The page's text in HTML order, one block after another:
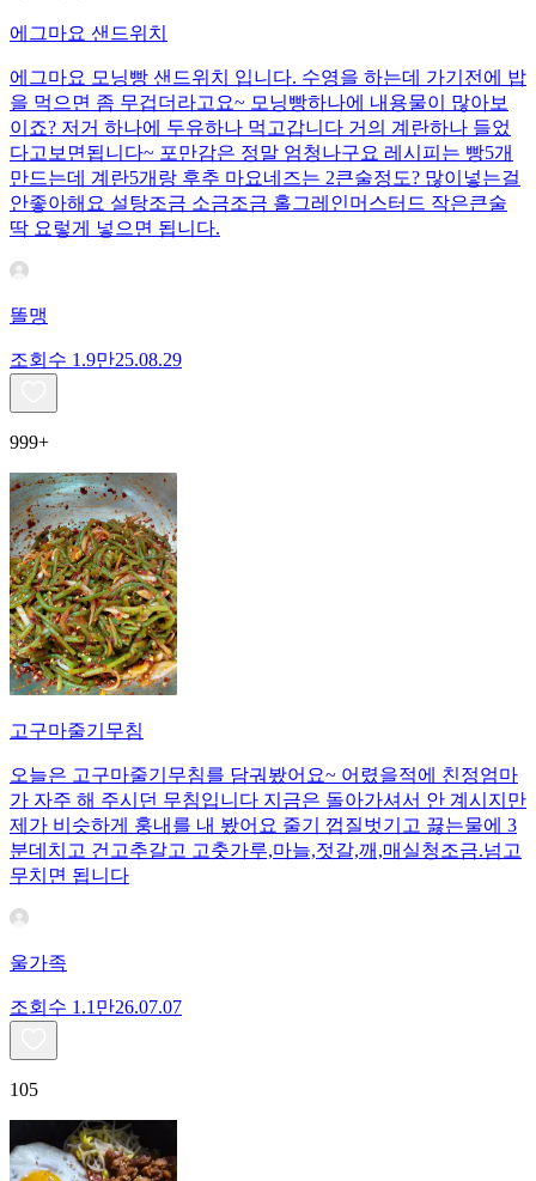
에그마요 샌드위치
에그마요 모닝빵 샌드위치 입니다. 수영을 하는데 가기전에 밥
을 먹으면 좀 무겁더라고요~ 모닝빵하나에 내용물이 많아보
이죠? 저거 하나에 두유하나 먹고갑니다 거의 계란하나 들었
다고보면됩니다~ 포만감은 정말 엄청나구요 레시피는 빵5개
만드는데 계란5개랑 후추 마요네즈는 2큰술정도? 많이넣는걸
안좋아해요 설탕조금 소금조금 홀그레인머스터드 작은큰술
딱 요렇게 넣으면 됩니다.
똘맹
조회수 1.9만25.08.29
999+
고구마줄기무침
오늘은 고구마줄기무침를 담궈봤어요~ 어렸을적에 친정엄마
가 자주 해 주시던 무침입니다 지금은 돌아가셔서 안 계시지만
제가 비슷하게 훙내를 내 봤어요 줄기 껍질벗기고 끓는물에 3
분데치고 건고추갈고 고춧가루,마늘,젓갈,깨,매실청조금.넘고
무치면 됩니다
울가족
조회수 1.1만26.07.07
105